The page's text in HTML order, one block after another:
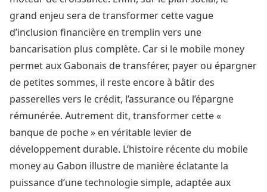
grand enjeu sera de transformer cette vague
d’inclusion financière en tremplin vers une
bancarisation plus complète. Car si le mobile money
permet aux Gabonais de transférer, payer ou épargner
de petites sommes, il reste encore à bâtir des
passerelles vers le crédit, l’assurance ou l’épargne
rémunérée. Autrement dit, transformer cette «
banque de poche » en véritable levier de
développement durable. L’histoire récente du mobile
money au Gabon illustre de manière éclatante la
puissance d’une technologie simple, adaptée aux